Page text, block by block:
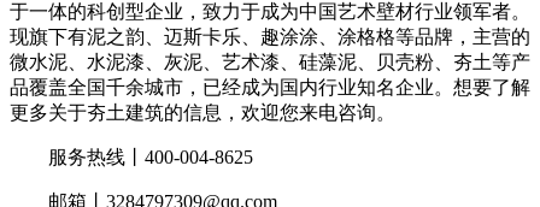
于一体的科创型企业，致力于成为中国艺术壁材行业领军者。
现旗下有泥之韵、迈斯卡乐、趣涂涂、涂格格等品牌，主营的
微水泥、水泥漆、灰泥、艺术漆、硅藻泥、贝壳粉、夯土等产
品覆盖全国千余城市，已经成为国内行业知名企业。想要了解
更多关于夯土建筑的信息，欢迎您来电咨询。
服务热线丨400-004-8625
邮箱丨 3284797309@qq.com